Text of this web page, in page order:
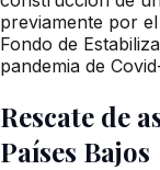
previamente por
Fondo de
pandemia de
Rescate de
Países Bajos